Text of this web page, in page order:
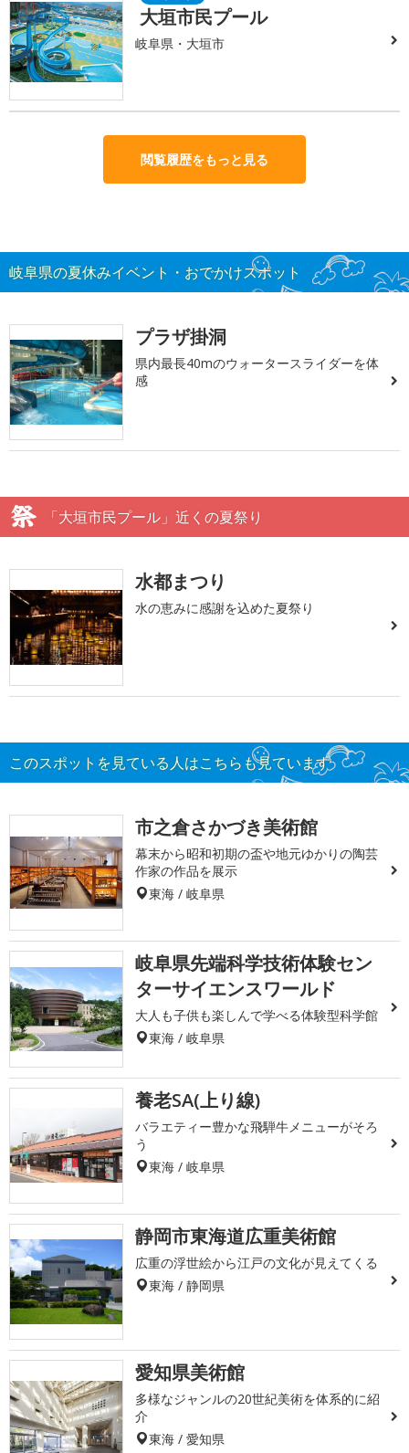
大垣市民プール
岐阜県・大垣市
閲覧履歴をもっと見る
岐阜県の夏休みイベント・おでかけスポット
プラザ掛洞
県内最長40mのウォータースライダーを体
感
「大垣市民プール」近くの夏祭り
水都まつり
水の恵みに感謝を込めた夏祭り
このスポットを見ている人はこちらも見ています
市之倉さかづき美術館
幕末から昭和初期の盃や地元ゆかりの陶芸
作家の作品を展示
東海 / 岐阜県
岐阜県先端科学技術体験セン
ターサイエンスワールド
大人も子供も楽しんで学べる体験型科学館
東海 / 岐阜県
養老SA(上り線)
バラエティー豊かな飛騨牛メニューがそろ
う
東海 / 岐阜県
静岡市東海道広重美術館
広重の浮世絵から江戸の文化が見えてくる
東海 / 静岡県
愛知県美術館
多様なジャンルの20世紀美術を体系的に紹
介
東海 / 愛知県